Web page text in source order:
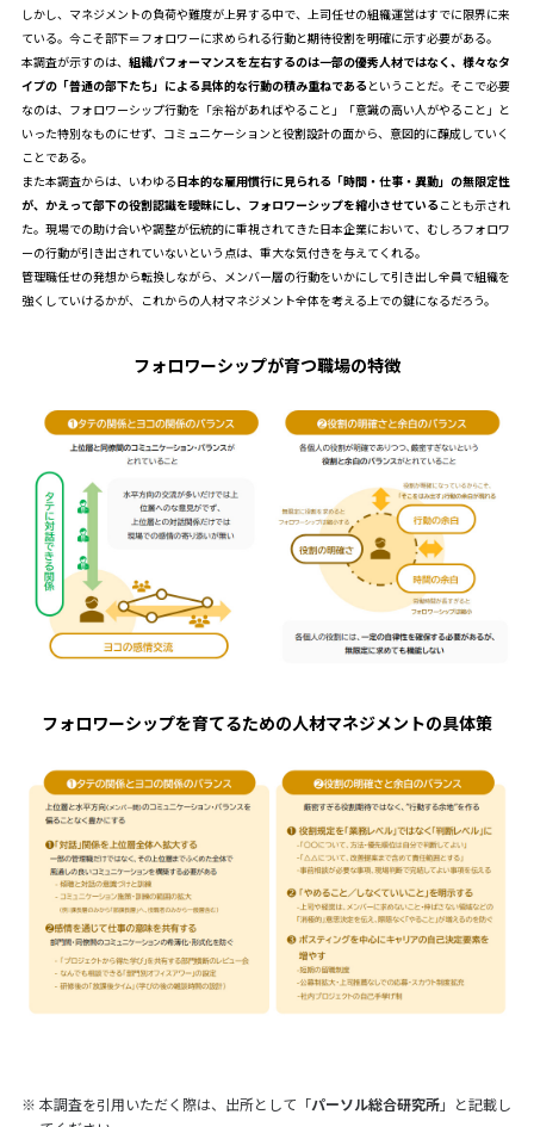
しかし、マネジメントの負荷や難度が上昇する中で、上司任せの組織運営はすでに限界に来
ている。今こそ部下＝フォロワーに求められる行動と期待役割を明確に示す必要がある。
本調査が示すのは、 組織パフォーマンスを左右するのは一部の優秀人材ではなく、様々なタ
イプの「普通の部下たち」による具体的な行動の積み重ねである ということだ。そこで必要
なのは、フォロワーシップ行動を「余裕があればやること」「意識の高い人がやること」と
いった特別なものにせず、コミュニケーションと役割設計の面から、意図的に醸成していく
ことである。
また本調査からは、いわゆる日本的な雇用慣行に見られる「時間・仕事・異動」の無限定性
が、かえって部下の役割認識を曖昧にし、フォロワーシップを縮小させている ことも示され
た。現場での助け合いや調整が伝統的に重視されてきた日本企業において、むしろフォロワ
ーの行動が引き出されていないという点は、重大な気付きを与えてくれる。
管理職任せの発想から転換しながら、メンバー層の行動をいかにして引き出し全員で組織を
強くしていけるかが、これからの人材マネジメント全体を考える上での鍵になるだろう。
フォロワーシップが育つ職場の特徴
フォロワーシップを育てるための人材マネジメントの具体策
※ 本調査を引用いただく際は、出所として「パーソル総合研究所」と記載し